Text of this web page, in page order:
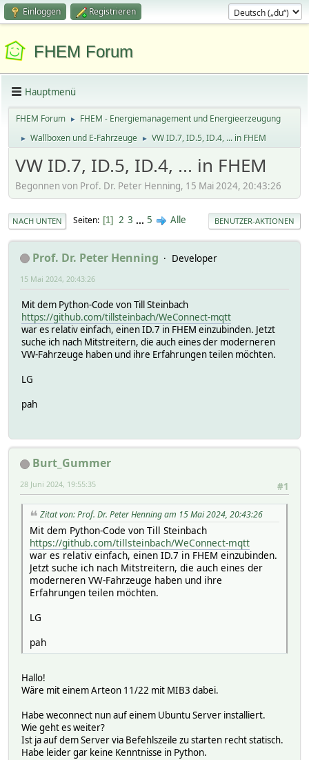
Einloggen Registrieren
FHEM Forum
Hauptmenü
FHEM Forum ► FHEM - Energiemanagement und Energieerzeugung
► Wallboxen und E-Fahrzeuge ► VW ID.7, ID.5, ID.4, ... in FHEM
VW ID.7, ID.5, ID.4, ... in FHEM
Begonnen von Prof. Dr. Peter Henning, 15 Mai 2024, 20:43:26
NACH UNTEN Seiten 1 2 3 ... 5 Alle BENUTZER-AKTIONEN
Prof. Dr. Peter Henning Developer
15 Mai 2024, 20:43:26
Mit dem Python-Code von Till Steinbach
https://github.com/tillsteinbach/WeConnect-mqtt
war es relativ einfach, einen ID.7 in FHEM einzubinden. Jetzt
suche ich nach Mitstreitern, die auch eines der moderneren
VW-Fahrzeuge haben und ihre Erfahrungen teilen möchten.
LG
pah
Burt_Gummer
#1
28 Juni 2024, 19:55:35
Zitat von: Prof. Dr. Peter Henning am 15 Mai 2024, 20:43:26
Mit dem Python-Code von Till Steinbach
https://github.com/tillsteinbach/WeConnect-mqtt
war es relativ einfach, einen ID.7 in FHEM einzubinden.
Jetzt suche ich nach Mitstreitern, die auch eines der
moderneren VW-Fahrzeuge haben und ihre
Erfahrungen teilen möchten.
LG
pah
Hallo!
Wäre mit einem Arteon 11/22 mit MIB3 dabei.
Habe weconnect nun auf einem Ubuntu Server installiert.
Wie geht es weiter?
Ist ja auf dem Server via Befehlszeile zu starten recht statisch.
Habe leider gar keine Kenntnisse in Python.